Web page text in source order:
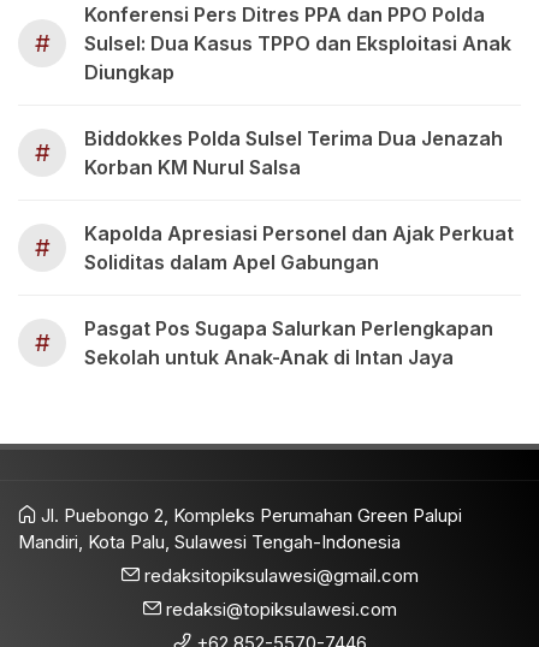
#
Konferensi Pers Ditres PPA dan PPO Polda
Sulsel: Dua Kasus TPPO dan Eksploitasi Anak
Diungkap
#
Biddokkes Polda Sulsel Terima Dua Jenazah
Korban KM Nurul Salsa
#
Kapolda Apresiasi Personel dan Ajak Perkuat
Soliditas dalam Apel Gabungan
#
Pasgat Pos Sugapa Salurkan Perlengkapan
Sekolah untuk Anak-Anak di Intan Jaya
Jl. Puebongo 2, Kompleks Perumahan Green Palupi
Mandiri, Kota Palu, Sulawesi Tengah-Indonesia
redaksitopiksulawesi@gmail.com
redaksi@topiksulawesi.com